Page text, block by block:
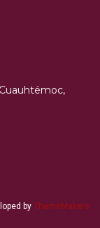
by ThemeMakers